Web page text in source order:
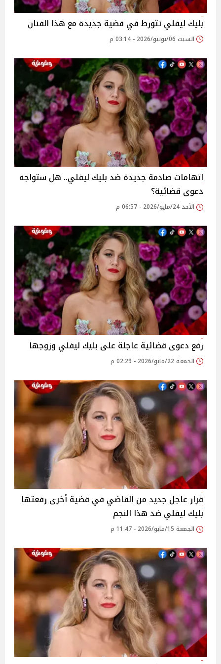
بليك ليفلي تتورط في قضية جديدة مع هذا الفنان
السبت 06/يونيو/2026 - 03:14 م
اتهامات صادمة جديدة ضد بليك ليفلي.. هل ستواجه
دعوى قضائية؟
الأحد 24/مايو/2026 - 06:57 م
رفع دعوى قضائية عاجلة على بليك ليفلي وزوجها
الجمعة 22/مايو/2026 - 02:29 م
قرار عاجل جديد من القاضي في قضية أخرى رفعتها
بليك ليفلي ضد هذا النجم
الجمعة 15/مايو/2026 - 11:47 م